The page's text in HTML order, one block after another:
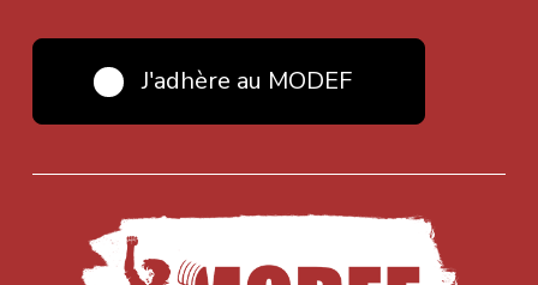
J'adhère au MODEF